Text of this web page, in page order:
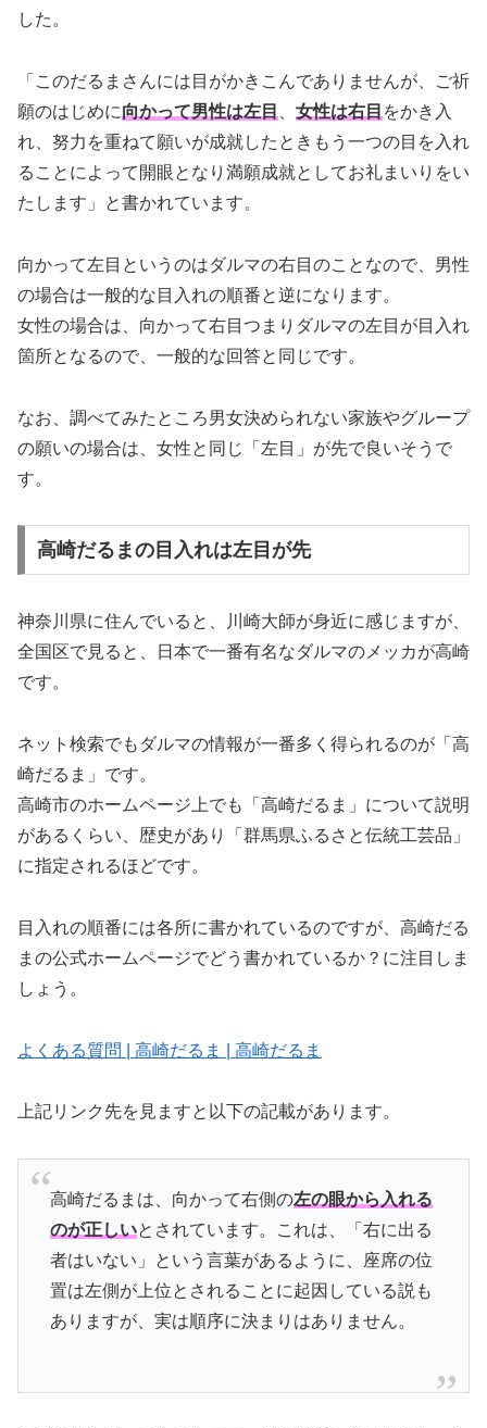
した。
「このだるまさんには目がかきこんでありませんが、ご祈
願のはじめに向かって男性は左目 女性は右目 をかき入
れ、努力を重ねて願いが成就したときもう一つの目を入れ
ることによって開眼となり満願成就としてお礼まいりをい
たします」と書かれています。
向かって左目というのはダルマの右目のことなので、男性
の場合は一般的な目入れの順番と逆になります。
女性の場合は、向かって右目つまりダルマの左目が目入れ
箇所となるので、一般的な回答と同じです。
なお、調べてみたところ男女決められない家族やグループ
の願いの場合は、女性と同じ「左目」が先で良いそうで
す。
高崎だるまの目入れは左目が先
神奈川県に住んでいると、川崎大師が身近に感じますが、
全国区で見ると、日本で一番有名なダルマのメッカが高崎
です。
ネット検索でもダルマの情報が一番多く得られるのが「高
崎だるま」です。
高崎市のホームページ上でも「高崎だるま」について説明
があるくらい、歴史があり「群馬県ふるさと伝統工芸品」
に指定されるほどです。
目入れの順番には各所に書かれているのですが、高崎だる
まの公式ホームページでどう書かれているか？に注目しま
しょう。
よくある質問 | 高崎だるま | 高崎だるま
上記リンク先を見ますと以下の記載があります。
高崎だるまは、向かって右側の左の眼から入れる
のが正しいとされています。これは、「右に出る
者はいない」という言葉があるように、座席の位
置は左側が上位とされることに起因している説も
ありますが、実は順序に決まりはありません。